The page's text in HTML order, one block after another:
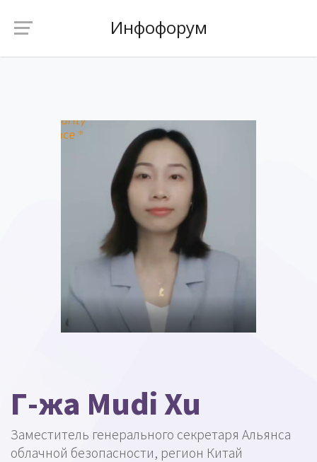
Инфофорум
Г-жа Mudi Xu
Заместитель генерального секретаря Альянса
облачной безопасности, регион Китай